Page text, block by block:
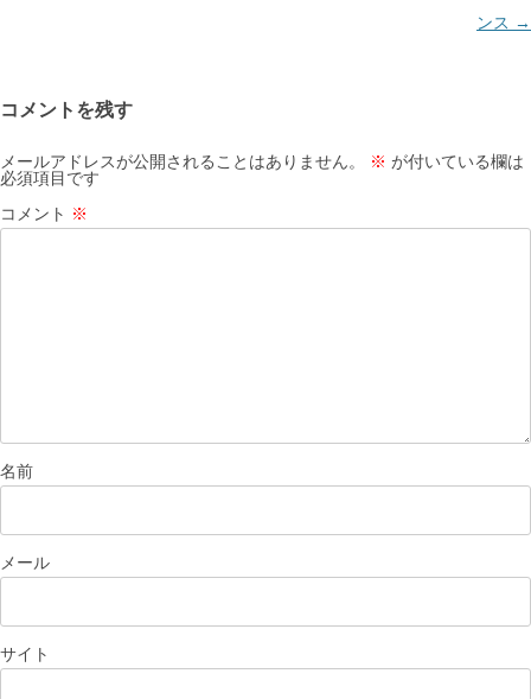
ン
ンス →
コメントを残す
メールアドレスが公開されることはありません。 ※ が付いている欄は
必須項目です
コメント ※
名前
メール
サイト